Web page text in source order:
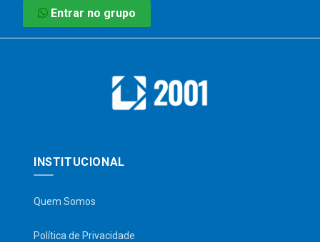
Entrar no grupo
INSTITUCIONAL
Quem Somos
Política de Privacidade